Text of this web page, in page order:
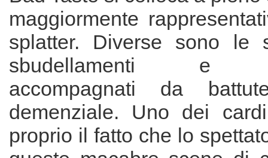
maggiormente
splatter. Diverse sono le
sbudellamenti e
accompagnati da
demenziale. Uno dei
proprio il fatto che lo